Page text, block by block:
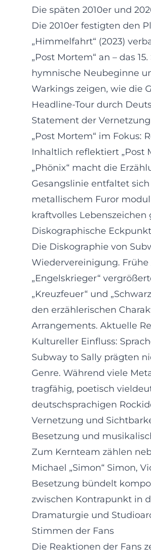
Die späten 2010er und
Die 2010er festigten den
„Himmelfahrt“ (2023)
„Post Mortem“ an – das
hymnische Neubeginne
Warkings zeigen, wie die
Headline-Tour durch
Statement der
„Post Mortem“ im Fokus:
Inhaltlich reflektiert „Post
„Phönix“ macht die
Gesangslinie entfaltet
metallischem Furor
kraftvolles
Diskographische
Die Diskographie von
Wiedervereinigung. Frühe
„Engelskrieger“
„Kreuzfeuer“ und
den erzählerischen
Arrangements. Aktuelle
Kultureller Einfluss:
Subway to Sally prägten
Genre. Während viele
tragfähig, poetisch
deutschsprachigen
Vernetzung und
Besetzung und
Zum Kernteam zählen
Michael „Simon“ Simon,
Besetzung bündelt
zwischen Kontrapunkt in
Dramaturgie und
Stimmen der Fans
Die Reaktionen der Fans